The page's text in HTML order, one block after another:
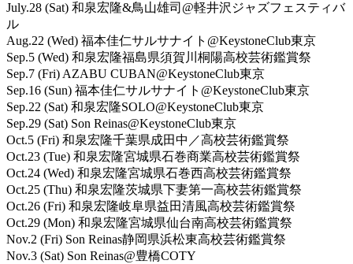
July.28 (Sat) 和泉宏隆&鳥山雄司@軽井沢ジャズフェスティバ
ル
Aug.22 (Wed) 福本佳仁サルサナイト@KeystoneClub東京
Sep.5 (Wed) 和泉宏隆福島県須賀川桐陽高校芸術鑑賞祭
Sep.7 (Fri) AZABU CUBAN@KeystoneClub東京
Sep.16 (Sun) 福本佳仁サルサナイト@KeystoneClub東京
Sep.22 (Sat) 和泉宏隆SOLO@KeystoneClub東京
Sep.29 (Sat) Son Reinas@KeystoneClub東京
Oct.5 (Fri) 和泉宏隆千葉県成田中／高校芸術鑑賞祭
Oct.23 (Tue) 和泉宏隆宮城県石巻商業高校芸術鑑賞祭
Oct.24 (Wed) 和泉宏隆宮城県石巻西高校芸術鑑賞祭
Oct.25 (Thu) 和泉宏隆茨城県下妻第一高校芸術鑑賞祭
Oct.26 (Fri) 和泉宏隆岐阜県益田清風高校芸術鑑賞祭
Oct.29 (Mon) 和泉宏隆宮城県仙台南高校芸術鑑賞祭
Nov.2 (Fri) Son Reinas静岡県浜松東高校芸術鑑賞祭
Nov.3 (Sat) Son Reinas@豊橋COTY